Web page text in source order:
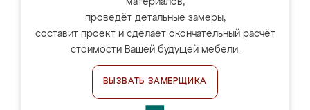
материалов,
проведёт детальные замеры,
составит проект и сделает окончательный расчёт
стоимости Вашей будущей мебели.
ВЫЗВАТЬ ЗАМЕРЩИКА